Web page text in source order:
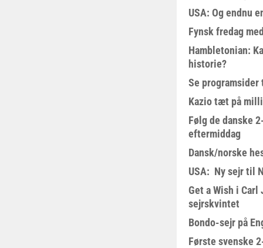
USA: Og endnu
Fynsk fredag
Hambletonian:
historie?
Se
Kazio tæt på
Følg de danske
eftermiddag
Dansk/norske
USA: Ny sejr til
Get a Wish i Carl
sejrskvintet
Bondo-sejr på
Første svenske